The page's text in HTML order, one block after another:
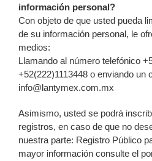
información personal?
Con objeto de que usted pueda
de su información personal, le
medios:
Llamando al número telefónico
+52(222)1113448 o enviando un
info@lantymex.com.mx
Asimismo, usted se podrá
registros, en caso de que no
nuestra parte: Registro Público
mayor información consulte el